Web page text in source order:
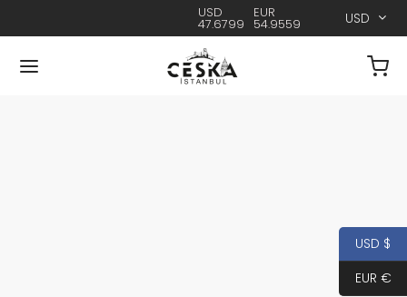
USD
47.6799
EUR
54.9559 USD
USD $
EUR €